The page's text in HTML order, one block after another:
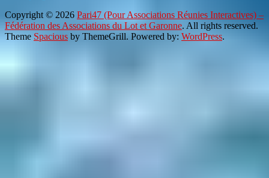
Copyright © 2026 Pari47 (Pour Associations Réunies Interactives) –
Fédération des Associations du Lot et Garonne. All rights reserved.
Theme Spacious by ThemeGrill. Powered by: WordPress.